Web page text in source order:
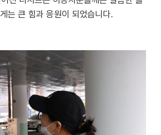
는 큰 힘과 응원이 되었습니다.